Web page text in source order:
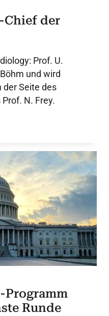
Chief der
Prof. U.
und wird
der Seite des
N. Frey.
Programm
Runde